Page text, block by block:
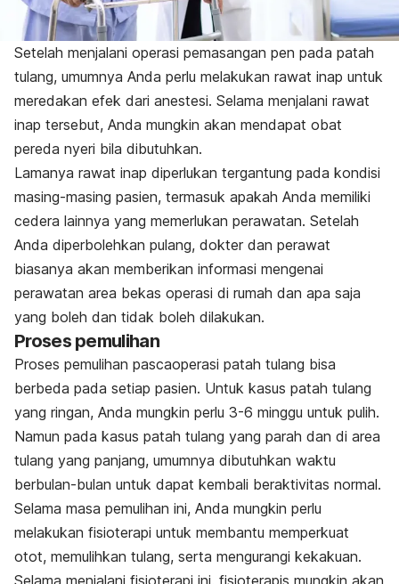
Setelah menjalani operasi pemasangan pen pada patah
tulang, umumnya Anda perlu melakukan rawat inap untuk
meredakan efek dari anestesi. Selama menjalani rawat
inap tersebut, Anda mungkin akan mendapat obat
pereda nyeri bila dibutuhkan.
Lamanya rawat inap diperlukan tergantung pada kondisi
masing-masing pasien, termasuk apakah Anda memiliki
cedera lainnya yang memerlukan perawatan. Setelah
Anda diperbolehkan pulang, dokter dan perawat
biasanya akan memberikan informasi mengenai
perawatan area bekas operasi di rumah dan apa saja
yang boleh dan tidak boleh dilakukan.
Proses pemulihan
Proses pemulihan pascaoperasi patah tulang bisa
berbeda pada setiap pasien. Untuk kasus patah tulang
yang ringan, Anda mungkin perlu 3-6 minggu untuk pulih.
Namun pada kasus patah tulang yang parah dan di area
tulang yang panjang, umumnya dibutuhkan waktu
berbulan-bulan untuk dapat kembali beraktivitas normal.
Selama masa pemulihan ini, Anda mungkin perlu
melakukan fisioterapi untuk membantu memperkuat
otot, memulihkan tulang, serta mengurangi kekakuan.